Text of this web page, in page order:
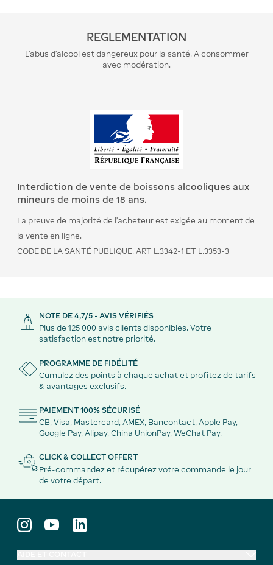
REGLEMENTATION
L’abus d’alcool est dangereux pour la santé. A consommer
avec modération.
Interdiction de vente de boissons alcooliques aux
mineurs de moins de 18 ans.
La preuve de majorité de l’acheteur est exigée au moment de
la vente en ligne.
CODE DE LA SANTÉ PUBLIQUE. ART L.3342-1 ET L.3353-3
NOTE DE 4,7/5 - AVIS VÉRIFIÉS
Plus de 125 000 avis clients disponibles. Votre
satisfaction est notre priorité.
PROGRAMME DE FIDÉLITÉ
Cumulez des points à chaque achat et profitez de tarifs
& avantages exclusifs.
PAIEMENT 100% SÉCURISÉ
CB, Visa, Mastercard, AMEX, Bancontact, Apple Pay,
Google Pay, Alipay, China UnionPay, WeChat Pay.
CLICK & COLLECT OFFERT
Pré-commandez et récupérez votre commande le jour
de votre départ.